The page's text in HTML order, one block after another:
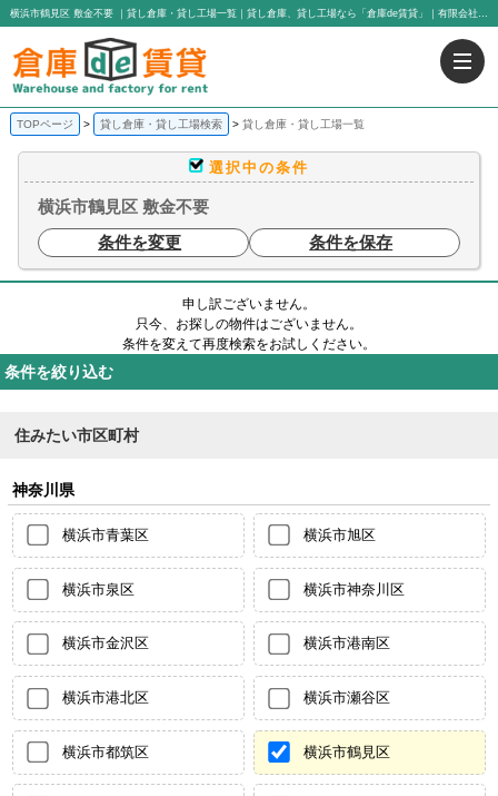
横浜市鶴見区 敷金不要 ｜貸し倉庫・貸し工場一覧｜貸し倉庫、貸し工場なら「倉庫de賃貸」｜有限会社アイエヌジー・トゥエンティーワン
TOPページ 貸し倉庫・貸し工場検索 貸し倉庫・貸し工場一覧
選択中の条件
横浜市鶴見区 敷金不要
条件を変更
条件を保存
申し訳ございません。
只今、お探しの物件はございません。
条件を変えて再度検索をお試しください。
条件を絞り込む
住みたい市区町村
神奈川県
横浜市青葉区 横浜市旭区
横浜市泉区 横浜市神奈川区
横浜市金沢区 横浜市港南区
横浜市港北区 横浜市瀬谷区
横浜市都筑区 横浜市鶴見区